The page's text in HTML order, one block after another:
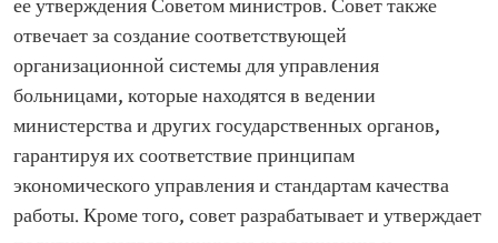
ее утверждения Советом министров. Совет также
отвечает за создание соответствующей
организационной системы для управления
больницами, которые находятся в ведении
министерства и других государственных органов,
гарантируя их соответствие принципам
экономического управления и стандартам качества
работы. Кроме того, совет разрабатывает и утверждает